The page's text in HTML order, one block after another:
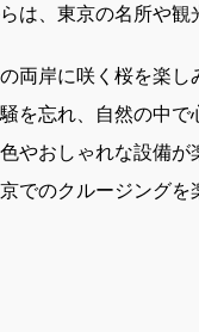
は、東京の名所や観
両岸に咲く桜を楽
を忘れ、自然の中
やおしゃれな設備
でのクルージングを